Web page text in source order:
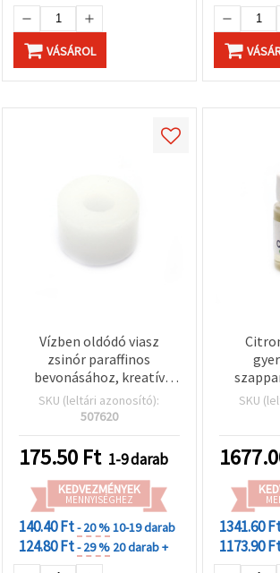
VÁSÁROL
Vízben oldódó viasz
zsinór paraffinos
bevonásához, kreatív
hobbi, 3,6 x 2,4 cm, fehér
SKU (leltári azonosító):
507620
175.50 Ft 1-9 darab
KEDVEZMÉNYEK
MENNYISÉGHEZ
140.40 Ft- 20 %10-19 darab
124.80 Ft- 29 % 20 darab +
SKU
1341.60
1173.90